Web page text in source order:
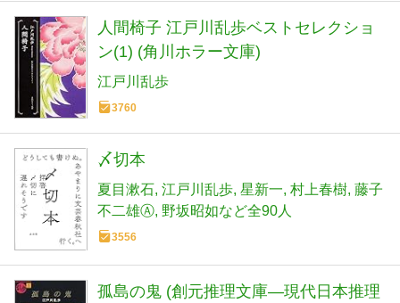
人間椅子 江戸川乱歩ベストセレクショ
ン(1) (角川ホラー文庫)
江戸川乱歩
3760
〆切本
夏目漱石 江戸川乱歩 星新一 村上春樹 藤子
不二雄Ⓐ 野坂昭如など全90人
3556
孤島の鬼 (創元推理文庫―現代日本推理